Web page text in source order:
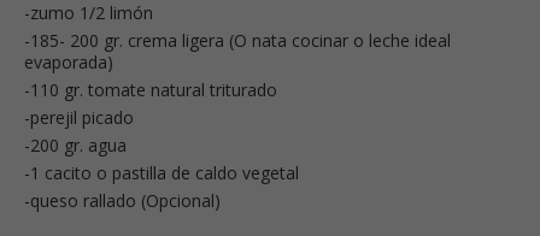
-zumo 1/2 limón
-185- 200 gr. crema ligera (O nata cocinar o leche ideal
evaporada)
-110 gr. tomate natural triturado
-perejil picado
-200 gr. agua
-1 cacito o pastilla de caldo vegetal
-queso rallado (Opcional)